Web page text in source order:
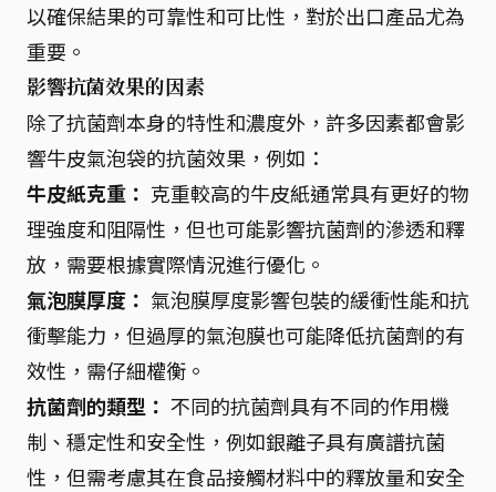
以確保結果的可靠性和可比性，對於出口產品尤為
重要。
影響抗菌效果的因素
除了抗菌劑本身的特性和濃度外，許多因素都會影
響牛皮氣泡袋的抗菌效果，例如：
牛皮紙克重： 克重較高的牛皮紙通常具有更好的物
理強度和阻隔性，但也可能影響抗菌劑的滲透和釋
放，需要根據實際情況進行優化。
氣泡膜厚度： 氣泡膜厚度影響包裝的緩衝性能和抗
衝擊能力，但過厚的氣泡膜也可能降低抗菌劑的有
效性，需仔細權衡。
抗菌劑的類型： 不同的抗菌劑具有不同的作用機
制、穩定性和安全性，例如銀離子具有廣譜抗菌
性，但需考慮其在食品接觸材料中的釋放量和安全